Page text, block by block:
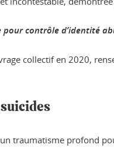
pour contrôle d’identité
collectif en 2020,
traumatisme profond